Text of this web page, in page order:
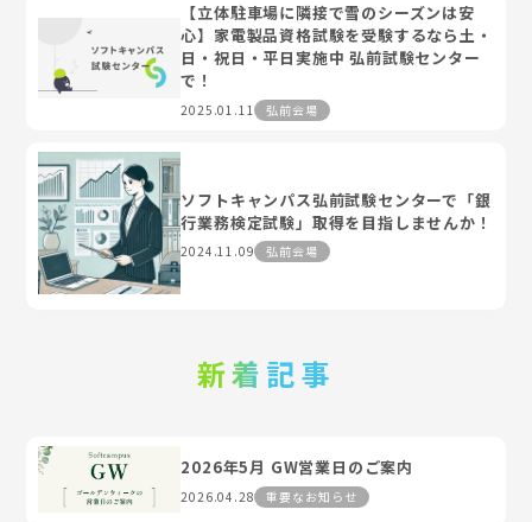
【立体駐車場に隣接で雪のシーズンは安
心】家電製品資格試験を受験するなら土・
日・祝日・平日実施中 弘前試験センター
で！
2025.01.11 弘前会場
ソフトキャンパス弘前試験センターで「銀
行業務検定試験」取得を目指しませんか！
2024.11.09 弘前会場
新着記事
2026年5月 GW営業日のご案内
2026.04.28 重要なお知らせ